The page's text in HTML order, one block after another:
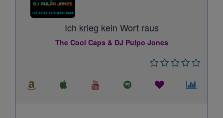
Ich krieg kein Wort raus
The Cool Caps & DJ Pulpo Jones